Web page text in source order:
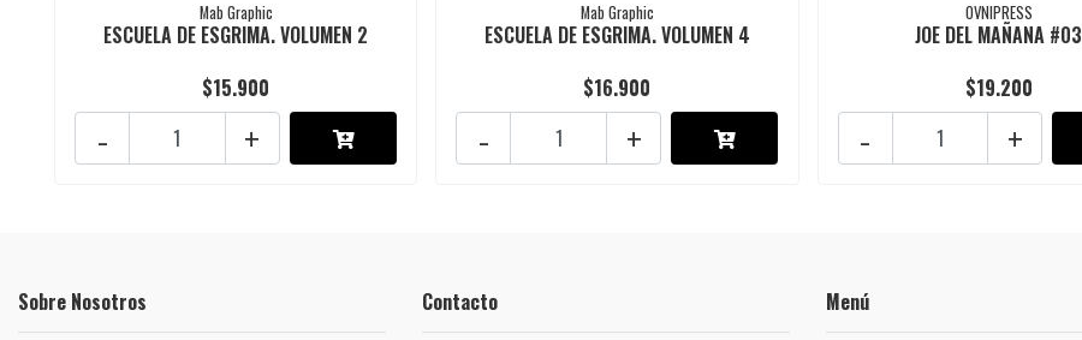
Mab Graphic
ESCUELA DE ESGRIMA. VOLUMEN 2
$15.900
+
-
Mab Graphic
ESCUELA DE ESGRIMA. VOLUMEN 4
$16.900
+
-
OVNIPRESS
JOE DEL MAÑANA #03
$19.200
+
-
Sobre Nosotros Contacto Menú